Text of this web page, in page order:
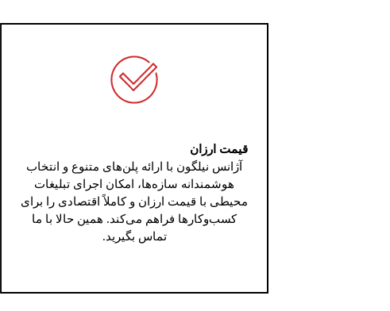
قیمت ارزان
آژانس نیلگون با ارائه پلن‌های متنوع و انتخاب
هوشمندانه سازه‌ها، امکان اجرای تبلیغات
محیطی با قیمت ارزان و کاملاً اقتصادی را برای
کسب‌وکارها فراهم می‌کند. همین حالا با ما
تماس بگیرید.